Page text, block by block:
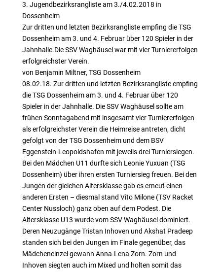
3. Jugendbezirksrangliste am 3./4.02.2018 in
Dossenheim
Zur dritten und letzten Bezirksrangliste empfing die TSG
Dossenheim am 3. und 4. Februar über 120 Spieler in der
Jahnhalle.Die SSV Waghäusel war mit vier Turniererfolgen
erfolgreichster Verein.
von Benjamin Miltner, TSG Dossenheim
08.02.18. Zur dritten und letzten Bezirksrangliste empfing
die TSG Dossenheim am 3. und 4. Februar über 120
Spieler in der Jahnhalle. Die SSV Waghäusel sollte am
frühen Sonntagabend mit insgesamt vier Turniererfolgen
als erfolgreichster Verein die Heimreise antreten, dicht
gefolgt von der TSG Dossenheim und dem BSV
Eggenstein-Leopoldshafen mit jeweils drei Turniersiegen.
Bei den Mädchen U11 durfte sich Leonie Yuxuan (TSG
Dossenheim) über ihren ersten Turniersieg freuen. Bei den
Jungen der gleichen Altersklasse gab es erneut einen
anderen Ersten – diesmal stand Vito Milone (TSV Racket
Center Nussloch) ganz oben auf dem Podest. Die
Altersklasse U13 wurde vom SSV Waghäusel dominiert.
Deren Neuzugänge Tristan Inhoven und Akshat Pradeep
standen sich bei den Jungen im Finale gegenüber, das
Mädcheneinzel gewann Anna-Lena Zorn. Zorn und
Inhoven siegten auch im Mixed und holten somit das